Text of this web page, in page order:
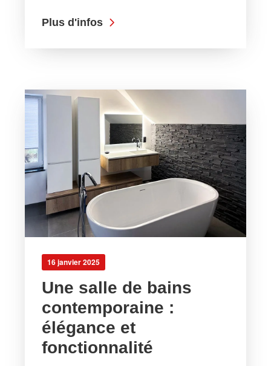
Plus d'infos
16 janvier 2025
Une salle de bains
contemporaine :
élégance et
fonctionnalité